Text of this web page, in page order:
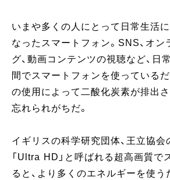
いまや多くの人にとって日常生活
なったスマートフォン。SNS、オン
グ、動画コンテンツの視聴など、日
間でスマートフォンを使っているだ
の使用によって二酸化炭素が排出
忘れられがちだ。
イギリスの科学研究団体、王立協会
「Ultra HD」と呼ばれる超高画質で
ると、より多くのエネルギーを使う